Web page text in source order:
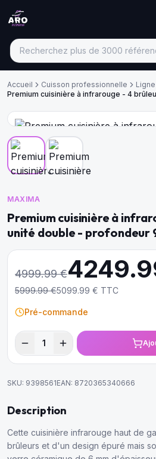
Accueil Cuisson professionnelle
Premium cuisinière à infrarouge - 4
MAXIMA
Premium cuisinière à
unité double - profondeur
4999.99€
5999.99€5099.99 € TTC
Pré-commande
1
SKU: 9398561EAN: 8720365340666
Description
Cette cuisinière infrarouge haut de
brûleurs et d'un design épuré mais